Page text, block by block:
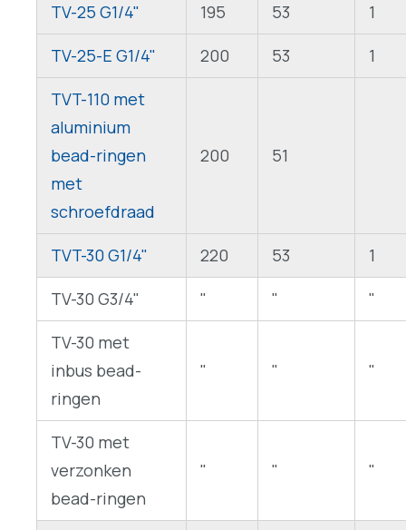
TV-25 G1/4" 195 53 1
TV-25-E G1/4"
200 53 1
TVT-110 met
aluminium
bead-ringen
met
schroefdraad
200 51
TVT-30 G1/4" 220 53 1
TV-30 G3/4"
" " "
TV-30 met
inbus bead-
ringen
" " "
TV-30 met
verzonken
bead-ringen
" " "